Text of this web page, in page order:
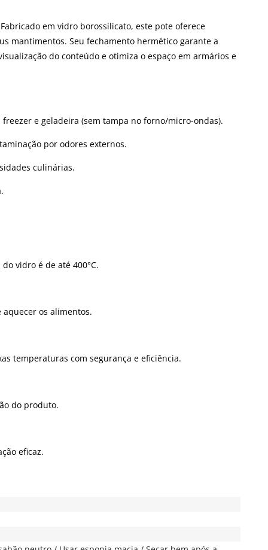
em vidro borossilicato, este pote oferece
mantimentos. Seu fechamento hermético garante a
do conteúdo e otimiza o espaço em armários e
e geladeira (sem tampa no forno/micro-ondas).
por odores externos.
culinárias.
vidro é de até 400°C.
os alimentos.
temperaturas com segurança e eficiência.
do produto.
eficaz.